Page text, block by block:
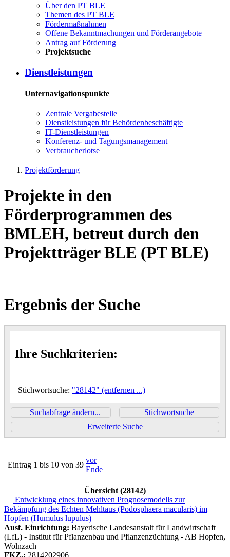
Über den PT BLE
The­men des PT BLE
För­der­maß­nah­men
Of­fe­ne Be­kannt­ma­chun­gen und För­der­an­ge­bo­te
An­trag auf För­de­rung
Pro­jekt­su­che
Dienst­leis­tun­gen
Unternavigationspunkte
Zen­tra­le Ver­ga­be­stel­le
Dienst­leis­tun­gen für Be­hör­den­be­schäf­tig­te
IT-Dienst­leis­tun­gen
Kon­fe­renz- und Tagungs­management
Ver­brau­cher­lot­se
Projektförderung
Projekte in den
Förderprogrammen des
BMLEH, betreut durch den
Projektträger BLE (PT BLE)
Ergebnis der Suche
Ihre Suchkriterien:
Stichwortsuche: "28142" (entfernen ...)
Suchabfrage ändern...
Stichwortsuche
Erweiterte Suche
Eintrag 1 bis 10 von 39
vor
Ende
Übersicht (28142)
Entwicklung eines innovativen Prognosemodells zur
Bekämpfung des Echten Mehltaus (Podosphaera macularis) im
Hopfen (Humulus lupulus)
Ausf. Einrichtung: Bayerische Landesanstalt für Landwirtschaft
(LfL) - Institut für Pflanzenbau und Pflanzenzüchtung - AB Hopfen,
Wolnzach